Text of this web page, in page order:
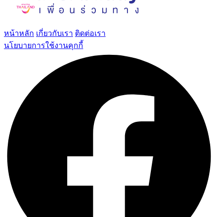
หน้าหลัก เกี่ยวกับเรา ติดต่อเรา
นโยบายการใช้งานคุกกี้